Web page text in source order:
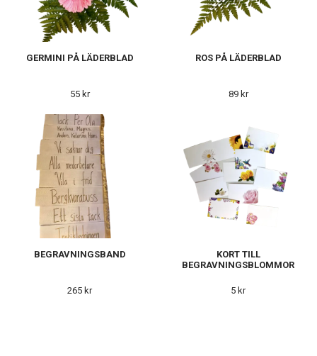
GERMINI PÅ LÄDERBLAD
55 kr
ROS PÅ LÄDERBLAD
89 kr
BEGRAVNINGSBAND
265 kr
KORT TILL
BEGRAVNINGSBLOMMOR
5 kr